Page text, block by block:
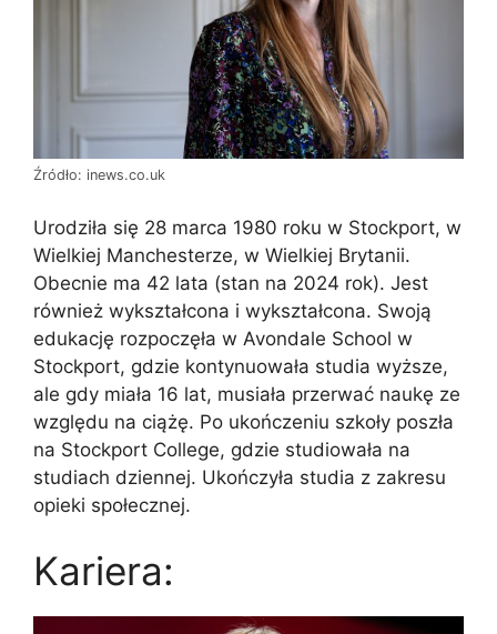
Źródło: inews.co.uk
Urodziła się 28 marca 1980 roku w Stockport, w
Wielkiej Manchesterze, w Wielkiej Brytanii.
Obecnie ma 42 lata (stan na 2024 rok). Jest
również wykształcona i wykształcona. Swoją
edukację rozpoczęła w Avondale School w
Stockport, gdzie kontynuowała studia wyższe,
ale gdy miała 16 lat, musiała przerwać naukę ze
względu na ciążę. Po ukończeniu szkoły poszła
na Stockport College, gdzie studiowała na
studiach dziennej. Ukończyła studia z zakresu
opieki społecznej.
Kariera: